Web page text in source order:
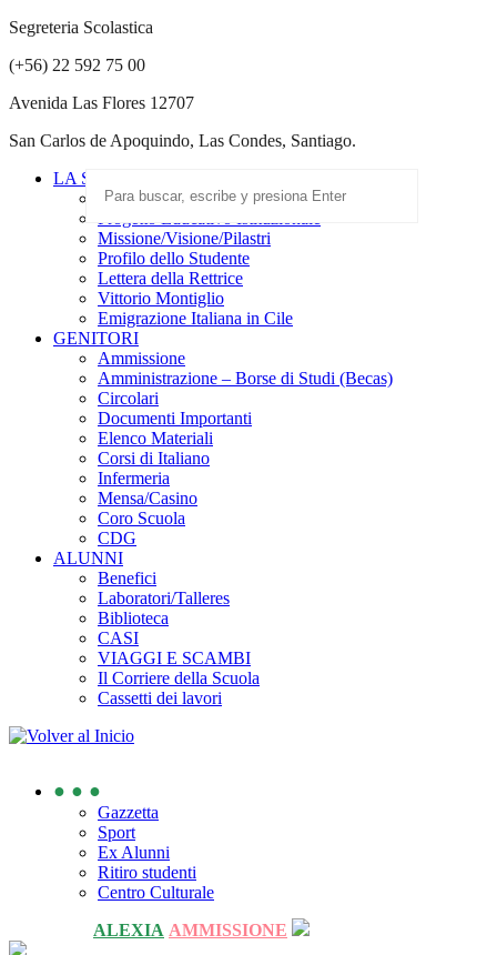
Segreteria Scolastica
(+56) 22 592 75 00
Avenida Las Flores 12707
San Carlos de Apoquindo, Las Condes, Santiago.
LA SCUOLA
Scuola Paritaria
Missione/Visione/Pilastri
Profilo dello Studente
Lettera della Rettrice
Vittorio Montiglio
Emigrazione Italiana in Cile
GENITORI
Ammissione
Amministrazione – Borse di Studi (Becas)
Circolari
Documenti Importanti
Elenco Materiali
Corsi di Italiano
Infermeria
Mensa/Casino
Coro Scuola
CDG
ALUNNI
Benefici
Laboratori/Talleres
Biblioteca
CASI
VIAGGI E SCAMBI
Il Corriere della Scuola
Cassetti dei lavori
● ● ●
Gazzetta
Sport
Ex Alunni
Ritiro studenti
Centro Culturale
ALEXIA AMMISSIONE